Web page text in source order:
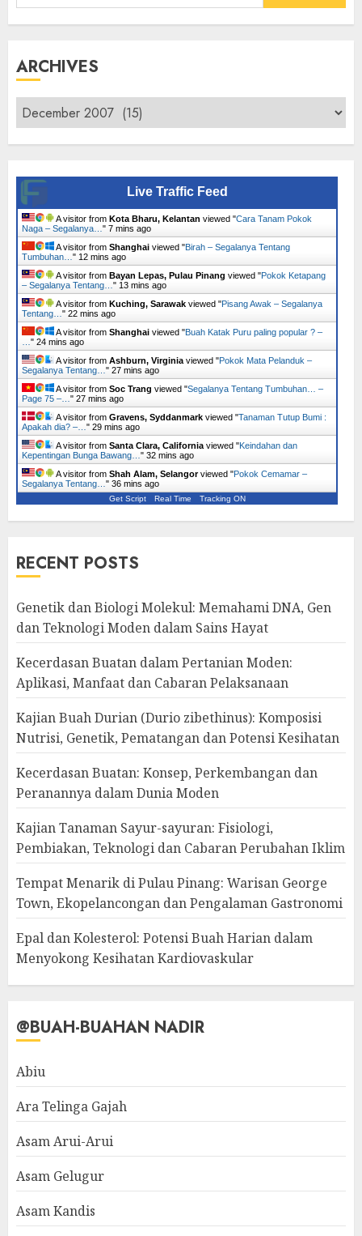
for:
ARCHIVES
Archives
Live Traffic Feed
A visitor from Kota Bharu, Kelantan viewed "Cara Tanam Pokok
Naga – Segalanya… " 7 mins ago
A visitor from Shanghai viewed "Birah – Segalanya Tentang
Tumbuhan… " 12 mins ago
A visitor from Bayan Lepas, Pulau Pinang viewed "Pokok Ketapang
– Segalanya Tentang… " 13 mins ago
A visitor from Kuching, Sarawak viewed "Pisang Awak – Segalanya
Tentang… " 22 mins ago
A visitor from Shanghai viewed "Buah Katak Puru paling popular ? –
" 24 mins ago
A visitor from Ashburn, Virginia viewed "Pokok Mata Pelanduk –
Segalanya Tentang… " 27 mins ago
A visitor from Soc Trang viewed "Segalanya Tentang Tumbuhan… –
Page 75 –… " 27 mins ago
A visitor from Gravens, Syddanmark viewed "Tanaman Tutup Bumi :
Apakah dia? –… " 29 mins ago
A visitor from Santa Clara, California viewed "Keindahan dan
Kepentingan Bunga Bawang… " 32 mins ago
A visitor from Shah Alam, Selangorviewed "Pokok Cemamar –
Segalanya Tentang… " 36 mins ago
Get Script Real Time Tracking ON
RECENT POSTS
Genetik dan Biologi Molekul: Memahami DNA, Gen
dan Teknologi Moden dalam Sains Hayat
Kecerdasan Buatan dalam Pertanian Moden:
Aplikasi, Manfaat dan Cabaran Pelaksanaan
Kajian Buah Durian (Durio zibethinus): Komposisi
Nutrisi, Genetik, Pematangan dan Potensi Kesihatan
Kecerdasan Buatan: Konsep, Perkembangan dan
Peranannya dalam Dunia Moden
Kajian Tanaman Sayur-sayuran: Fisiologi,
Pembiakan, Teknologi dan Cabaran Perubahan Iklim
Tempat Menarik di Pulau Pinang: Warisan George
Town, Ekopelancongan dan Pengalaman Gastronomi
Epal dan Kolesterol: Potensi Buah Harian dalam
Menyokong Kesihatan Kardiovaskular
@BUAH-BUAHAN NADIR
Abiu
Ara Telinga Gajah
Asam Arui-Arui
Asam Gelugur
Asam Kandis